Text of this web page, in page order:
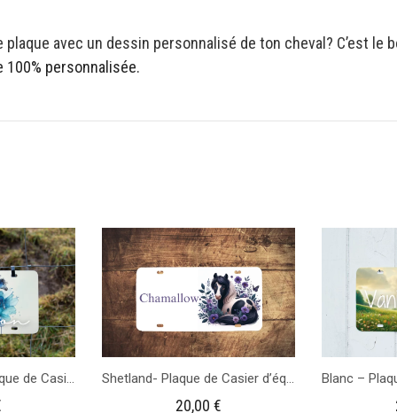
avec un dessin personnalisé de ton cheval? C’est le
100% personnalisée.
20,00 €